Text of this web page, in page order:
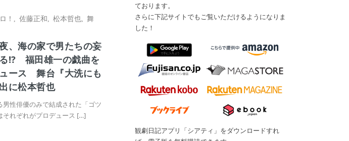
！ ,佐藤正和 ,松本哲也 ,舞
、海の家で男たちの妄
⁉ 福田雄一の戯曲を
ース 舞台『大洗にも
に松本哲也
性俳優のみで結成された「ゴツ
それぞれがプロデュース […]
ております。
さらに下記サイトでもご覧いただけるようになりま
した！
観劇日記アプリ「シアティ」をダウンロードすれ